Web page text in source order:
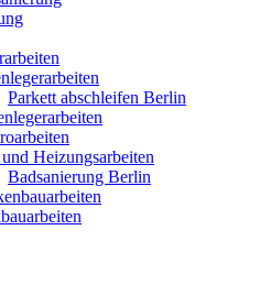
Parkett abschleifen Berlin
Heizungsarbeiten
Badsanierung Berlin